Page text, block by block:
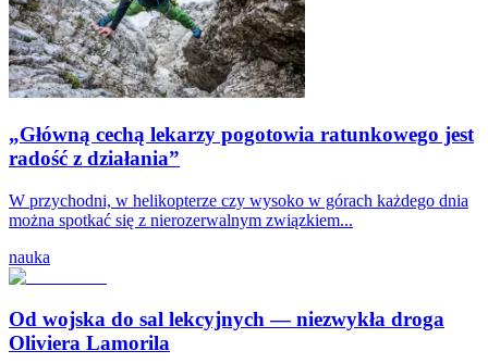
„Główną cechą lekarzy pogotowia ratunkowego jest
radość z działania”
W przychodni, w helikopterze czy wysoko w górach każdego dnia
można spotkać się z nierozerwalnym związkiem...
nauka
Od wojska do sal lekcyjnych — niezwykła droga
Oliviera Lamorila